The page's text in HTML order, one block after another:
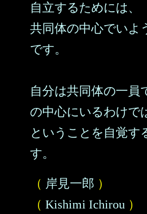
自立するためには、
共同体の中心でいよ
です。
自分は共同体の一員
の中心にいるわけで
ということを自覚す
す。
（ 岸見一郎 ）
（ Kishimi Ichirou ）